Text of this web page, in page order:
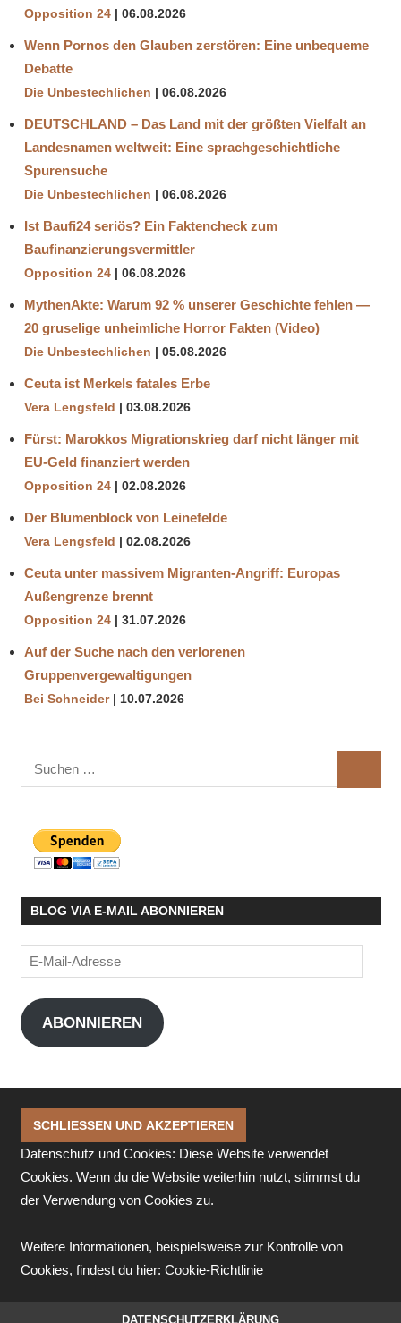
Opposition 24 06.08.2026
Wenn Pornos den Glauben zerstören: Eine unbequeme
Debatte
Die Unbestechlichen 06.08.2026
DEUTSCHLAND – Das Land mit der größten Vielfalt an
Landesnamen weltweit: Eine sprachgeschichtliche
Spurensuche
Die Unbestechlichen 06.08.2026
Ist Baufi24 seriös? Ein Faktencheck zum
Baufinanzierungsvermittler
Opposition 24 06.08.2026
MythenAkte: Warum 92 % unserer Geschichte fehlen —
20 gruselige unheimliche Horror Fakten (Video)
Die Unbestechlichen 05.08.2026
Ceuta ist Merkels fatales Erbe
Vera Lengsfeld 03.08.2026
Fürst: Marokkos Migrationskrieg darf nicht länger mit
EU-Geld finanziert werden
Opposition 24 02.08.2026
Der Blumenblock von Leinefelde
Vera Lengsfeld 02.08.2026
Ceuta unter massivem Migranten-Angriff: Europas
Außengrenze brennt
Opposition 24 31.07.2026
Auf der Suche nach den verlorenen
Gruppenvergewaltigungen
Bei Schneider 10.07.2026
Suchen
nach:
BLOG VIA E-MAIL ABONNIEREN
E-
Mail-
Adresse
ABONNIEREN
Datenschutz und Cookies: Diese Website verwendet
Cookies. Wenn du die Website weiterhin nutzt, stimmst du
der Verwendung von Cookies zu.
Weitere Informationen, beispielsweise zur Kontrolle von
Cookies, findest du hier: Cookie-Richtlinie
DATENSCHUTZERKLÄRUNG